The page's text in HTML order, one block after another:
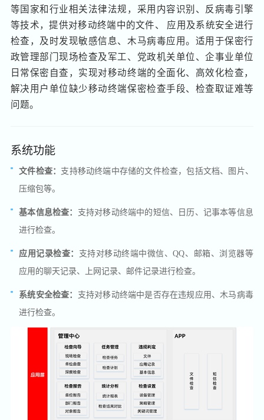
等国家和行业相关法律法规，采用内容识别、反病毒引擎
等技术，提供对移动终端中的文件、 应用及系统安全进行
检查，及时发现敏感信息、木马病毒应用。适用于保密行
政管理部门现场检查及军工、党政机关单位、企事业单位
日常保密自查，实现对移动终端的全面化、高效化检查，
解决用户单位缺少移动终端保密检查手段、检查取证难等
问题。
系统功能
文件检查： 支持移动终端中存储的文件检查，包括文档、图片、
压缩包等。
基本信息检查： 支持对移动终端中的短信、日历、记事本等信息
进行检查。
应用记录检查： 支持对移动终端中微信、QQ、邮箱、浏览器等
应用的聊天记录、上网记录、邮件记录进行检查。
系统安全检查： 支持对移动终端中是否存在违规应用、木马病毒
进行检查。